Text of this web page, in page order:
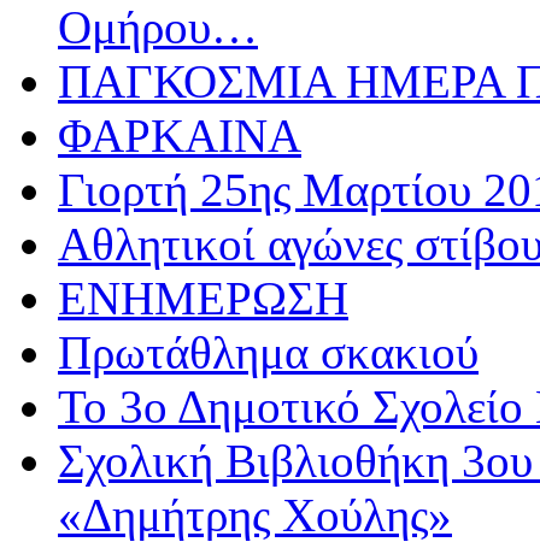
Ομήρου…
ΠΑΓΚΟΣΜΙΑ ΗΜΕΡΑ
ΦΑΡΚΑΙΝΑ
Γιορτή 25ης Μαρτίου
Αθλητικoί αγώνες
ΕΝΗΜΕΡΩΣΗ
Πρωτάθλημα σκακιού
Το 3ο Δημοτικό Σχολείο
Σχολική Βιβλιοθήκη
«Δημήτρης Χούλης»